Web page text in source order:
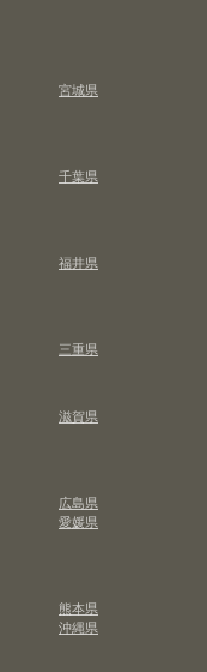
宮城県
千葉県
福井県
三重県
滋賀県
広島県
愛媛県
熊本県
沖縄県